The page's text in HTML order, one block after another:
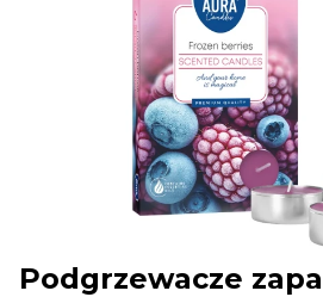
Podgrzewacze